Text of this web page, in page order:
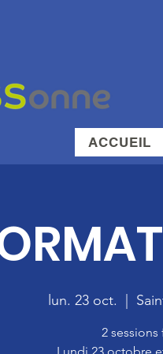
ACCUEIL
lun. 23 oct.
2 sessions